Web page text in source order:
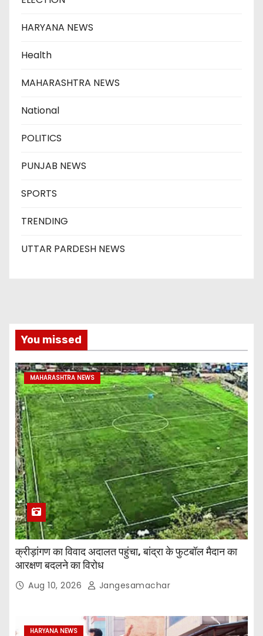
HARYANA NEWS
Health
MAHARASHTRA NEWS
National
POLITICS
PUNJAB NEWS
SPORTS
TRENDING
UTTAR PARDESH NEWS
You missed
MAHARASHTRA NEWS
क्रीड़ांगण का विवाद अदालत पहुंचा, बांद्रा के फुटबॉल मैदान का
आरक्षण बदलने का विरोध
Aug 10, 2026 Jangesamachar
HARYANA NEWS